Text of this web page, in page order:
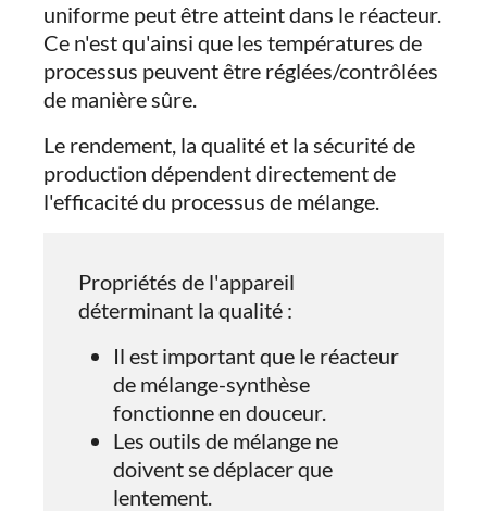
uniforme peut être atteint dans le réacteur.
Ce n'est qu'ainsi que les températures de
processus peuvent être réglées/contrôlées
de manière sûre.
Le rendement, la qualité et la sécurité de
production dépendent directement de
l'efficacité du processus de mélange.
Propriétés de l'appareil
déterminant la qualité :
Il est important que le réacteur
de mélange-synthèse
fonctionne en douceur.
Les outils de mélange ne
doivent se déplacer que
lentement.